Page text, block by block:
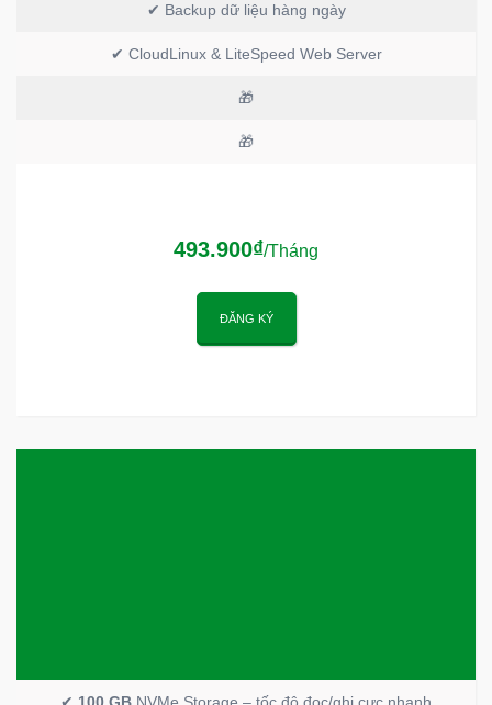
✔ Backup dữ liệu hàng ngày
✔ CloudLinux & LiteSpeed Web Server
🎁
🎁
493.900₫/Tháng
ĐĂNG KÝ